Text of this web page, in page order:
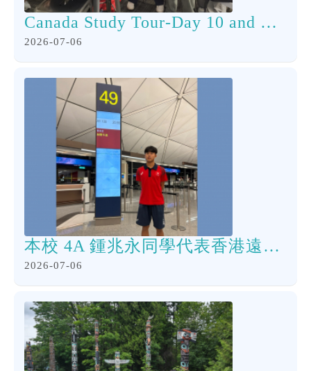
Canada Study Tour-Day 10 and Day 11
2026-07-06
本校 4A 鍾兆永同學代表香港遠赴荷蘭海牙出戰「U18 世界沙灘排球錦標賽」
2026-07-06